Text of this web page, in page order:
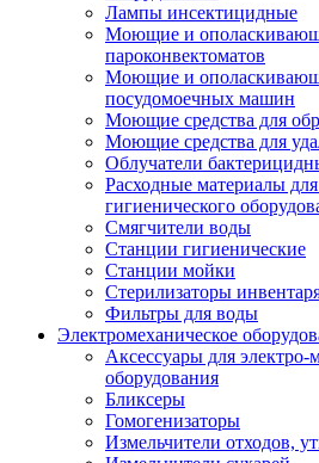
Лампы инсектицидные
Моющие и
пароконвектоматов
Моющие и
посудомоечных машин
Моющие средства для
Моющие средства для
Облучатели
Расходные материалы
гигиенического
Смягчители воды
Станции гигиенические
Станции мойки
Стерилизаторы
Фильтры для воды
Электромеханическое
Аксессуары для электро-
оборудования
Бликсеры
Гомогенизаторы
Измельчители отходов,